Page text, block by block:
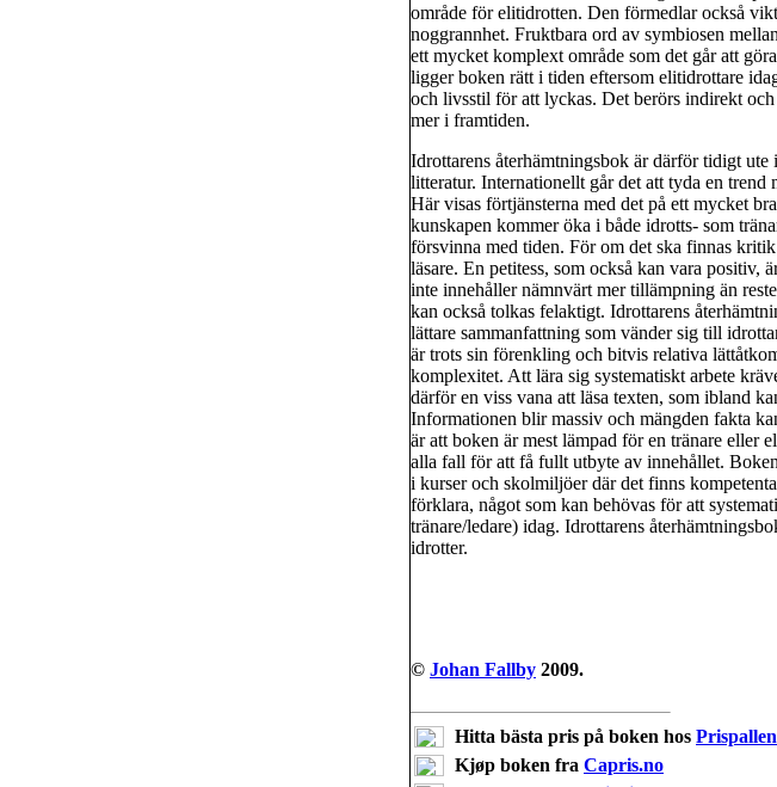
område för elitidrotten. Den förmedlar också
noggrannhet. Fruktbara ord av symbiosen
ett mycket komplext område som det går att
ligger boken rätt i tiden eftersom elitidrottare
och livsstil för att lyckas. Det berörs indirekt
mer i framtiden.
Idrottarens återhämtningsbok är därför tidigt
litteratur. Internationellt går det att tyda en trend
Här visas förtjänsterna med det på ett mycket
kunskapen kommer öka i både idrotts- som
försvinna med tiden. För om det ska finnas
läsare. En petitess, som också kan vara positiv,
inte innehåller nämnvärt mer tillämpning än
kan också tolkas felaktigt. Idrottarens
lättare sammanfattning som vänder sig till
är trots sin förenkling och bitvis relativa
komplexitet. Att lära sig systematiskt arbete
därför en viss vana att läsa texten, som ibland
Informationen blir massiv och mängden fakta
är att boken är mest lämpad för en tränare eller
alla fall för att få fullt utbyte av innehållet.
i kurser och skolmiljöer där det finns
förklara, något som kan behövas för att
tränare/ledare) idag. Idrottarens
idrotter.
© Johan Fallby 2009.
Hitta bästa pris på boken hos
Kjøp boken fra Capris.no